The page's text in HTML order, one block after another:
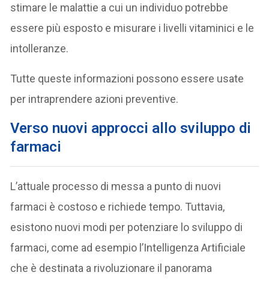
stimare le malattie a cui un individuo potrebbe
essere più esposto e misurare i livelli vitaminici e le
intolleranze.
Tutte queste informazioni possono essere usate
per intraprendere azioni preventive.
Verso nuovi approcci allo sviluppo di
farmaci
L’attuale processo di messa a punto di nuovi
farmaci è costoso e richiede tempo. Tuttavia,
esistono nuovi modi per potenziare lo sviluppo di
farmaci, come ad esempio l’Intelligenza Artificiale
che è destinata a rivoluzionare il panorama